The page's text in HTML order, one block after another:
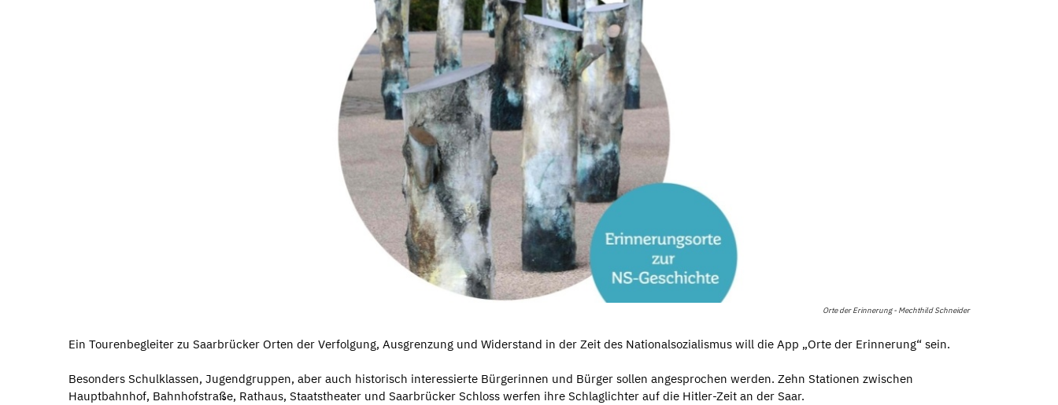
Orte der Erinnerung - Mechthild Schneider
Ein Tourenbegleiter zu Saarbrücker Orten der Verfolgung, Ausgrenzung und Widerstand in der Zeit des Nationalsozialismus will die App „Orte der Erinnerung“ sein.
Besonders Schulklassen, Jugendgruppen, aber auch historisch interessierte Bürgerinnen und Bürger sollen angesprochen werden. Zehn Stationen zwischen
Hauptbahnhof, Bahnhofstraße, Rathaus, Staatstheater und Saarbrücker Schloss werfen ihre Schlaglichter auf die Hitler-Zeit an der Saar.